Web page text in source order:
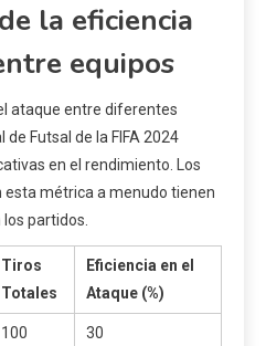
la eficiencia
equipos
ataque entre diferentes
Futsal de la FIFA 2024
en el rendimiento. Los
esta métrica a menudo tienen
partidos.
Tiros
Totales
Eficiencia en el
Ataque (%)
100 30